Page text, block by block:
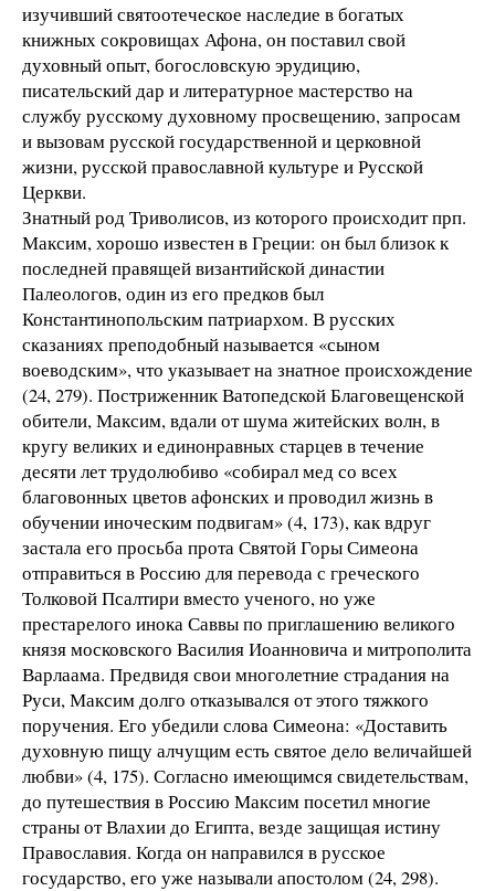
изучивший святоотеческое наследие в богатых
книжных сокровищах Афона, он поставил свой
духовный опыт, богословскую эрудицию,
писательский дар и литературное мастерство на
службу русскому духовному просвещению, запросам
и вызовам русской государственной и церковной
жизни, русской православной культуре и Русской
Церкви.
Знатный род Триволисов, из которого происходит прп.
Максим, хорошо известен в Греции: он был близок к
последней правящей византийской династии
Палеологов, один из его предков был
Константинопольским патриархом. В русских
сказаниях преподобный называется «сыном
воеводским», что указывает на знатное происхождение
(24, 279). Постриженник Ватопедской Благовещенской
обители, Максим, вдали от шума житейских волн, в
кругу великих и единонравных старцев в течение
десяти лет трудолюбиво «собирал мед со всех
благовонных цветов афонских и проводил жизнь в
обучении иноческим подвигам» (4, 173), как вдруг
застала его просьба прота Святой Горы Симеона
отправиться в Россию для перевода с греческого
Толковой Псалтири вместо ученого, но уже
престарелого инока Саввы по приглашению великого
князя московского Василия Иоанновича и митрополита
Варлаама. Предвидя свои многолетние страдания на
Руси, Максим долго отказывался от этого тяжкого
поручения. Его убедили слова Симеона: «Доставить
духовную пищу алчущим есть святое дело величайшей
любви» (4, 175). Согласно имеющимся свидетельствам,
до путешествия в Россию Максим посетил многие
страны от Влахии до Египта, везде защищая истину
Православия. Когда он направился в русское
государство, его уже называли апостолом (24, 298).